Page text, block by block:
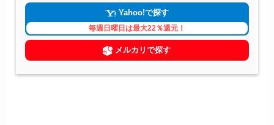
Yahoo!で探す
毎週日曜日は最大22％還元！
メルカリで探す